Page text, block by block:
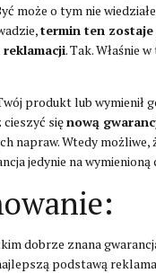
może o tym nie
termin ten zostaje
reklamacji. Tak. Właśnie
produkt lub wymienił
sięnową
napraw. Wtedy możliwe,
jedynie na wymienioną
dobrze znana
podstawą